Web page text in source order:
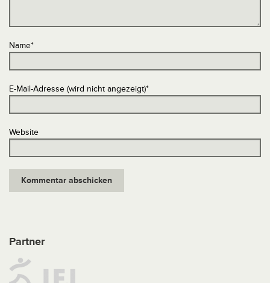
Name*
E-Mail-Adresse (wird nicht angezeigt)*
Website
Partner